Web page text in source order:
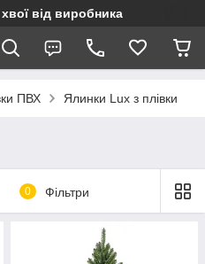
від виробника
ПВХ Ялинки Lux з плівки
0 Фільтри